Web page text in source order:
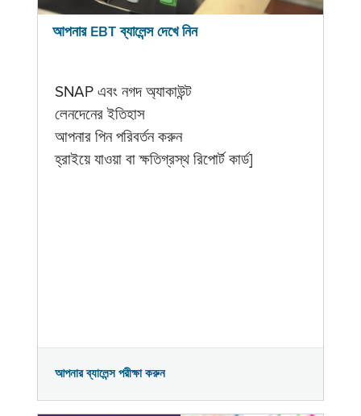
আপনার EBT ব্যালেন্স দেখে নিন
SNAP এবং নগদ অ্যাকাউন্ট
লেনদেনের ইতিহাস
আপনার পিন পরিবর্তন করুন
হ্রাইয়ে যাওয়া বা ক্ষতিগ্রস্থ রিপোর্ট কার্ড]
আপনার ব্যালেন্স পরীক্ষা করুন